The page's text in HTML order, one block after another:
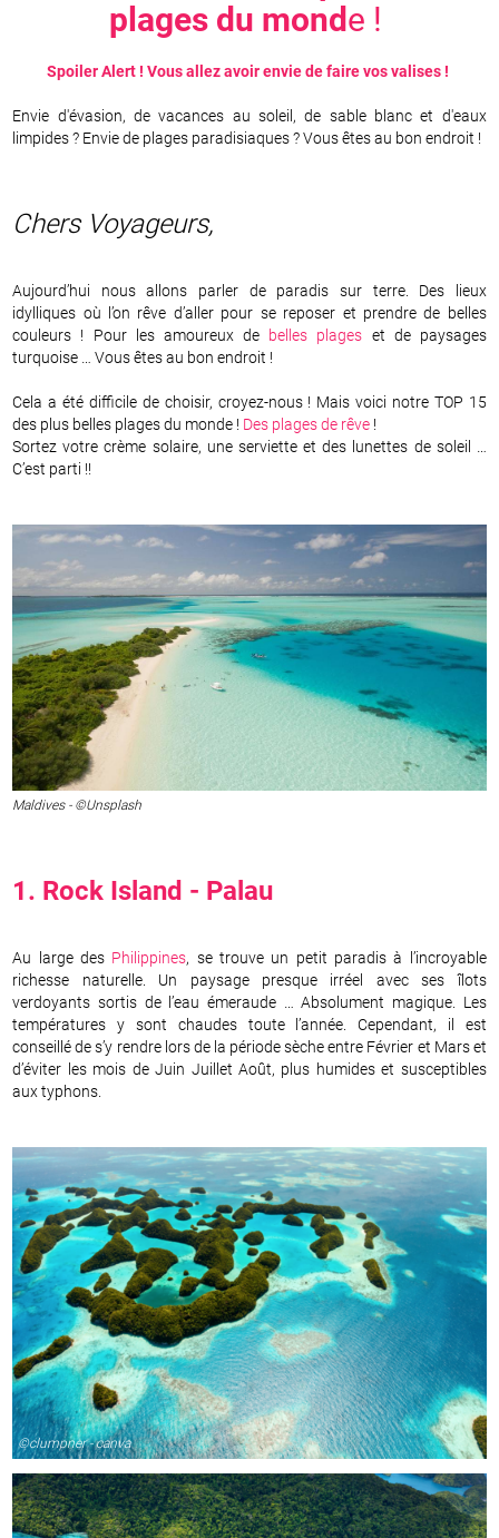
plages du monde !
Spoiler Alert ! Vous allez avoir envie de faire vos valises !
Envie d'évasion, de vacances au soleil, de sable blanc et d'eaux
limpides ? Envie de plages paradisiaques ? Vous êtes au bon endroit !
Chers Voyageurs,
Aujourd’hui nous allons parler de paradis sur terre. Des lieux
idylliques où l’on rêve d’aller pour se reposer et prendre de belles
couleurs ! Pour les amoureux de belles plages et de paysages
turquoise … Vous êtes au bon endroit !
Cela a été difficile de choisir, croyez-nous ! Mais voici notre TOP 15
des plus belles plages du monde ! Des plages de rêve !
Sortez votre crème solaire, une serviette et des lunettes de soleil …
C’est parti !!
Maldives - ©Unsplash
1. Rock Island - Palau
Au large des Philippines, se trouve un petit paradis à l’incroyable
richesse naturelle. Un paysage presque irréel avec ses îlots
verdoyants sortis de l’eau émeraude … Absolument magique. Les
températures y sont chaudes toute l’année. Cependant, il est
conseillé de s’y rendre lors de la période sèche entre Février et Mars et
d’éviter les mois de Juin Juillet Août, plus humides et susceptibles
aux typhons.
©clumpner - canva